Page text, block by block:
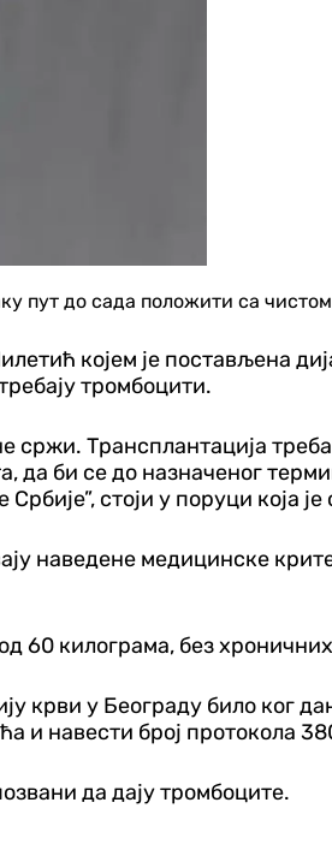
пут до сада положити са
којем је постављена
тромбоцити.
сржи. Трансплантација
да би се до назначеног
стоји у поруци која
наведене медицинске
60 килограма, без
крви у Београду било ког
и навести број протокола
да дају тромбоците.